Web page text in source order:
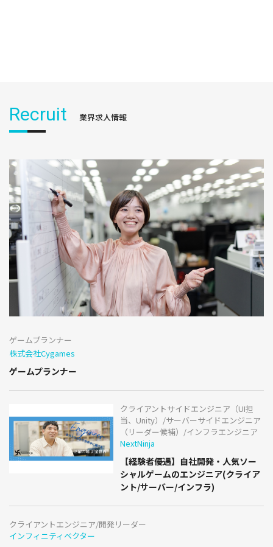
Recruit 業界求人情報
ゲームプランナー
株式会社Cygames
ゲームプランナー
クライアントサイドエンジニア（UI担
当、Unity）/サーバーサイドエンジニア
（リーダー候補）/インフラエンジニア
NextNinja
【経験者優遇】自社開発・人気ソー
シャルゲームのエンジニア(クライア
ント/サーバー/インフラ)
クライアントエンジニア/開発リーダー
インフィニティベクター